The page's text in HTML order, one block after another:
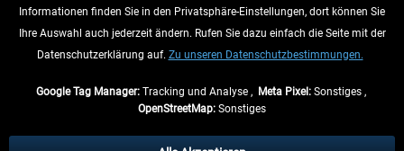
VERTRAG WIDERRUFEN
INFORMATIONEN
Informationen finden Sie in den Privatsphäre-Einstellungen, dort können Sie
Ihre Auswahl auch jederzeit ändern. Rufen Sie dazu einfach die Seite mit der
Datenschutzerklärung auf. Zu unseren Datenschutzbestimmungen.
Google Tag Manager:Tracking und Analyse , Meta Pixel:Sonstiges ,
OpenStreetMap: Sonstiges